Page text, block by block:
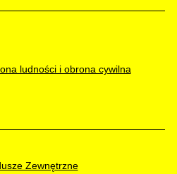
ludności i obrona cywilna
Zewnętrzne